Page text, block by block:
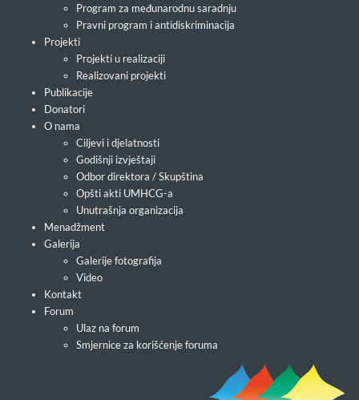
Program za međunarodnu saradnju
Pravni program i antidiskriminacija
Projekti
Projekti u realizaciji
Realizovani projekti
Publikacije
Donatori
O nama
Ciljevi i djelatnosti
Godišnji izvještaji
Odbor direktora / Skupština
Opšti akti UMHCG-a
Unutrašnja organizacija
Menadžment
Galerija
Galerije fotografija
Video
Kontakt
Forum
Ulaz na forum
Smjernice za korišćenje foruma